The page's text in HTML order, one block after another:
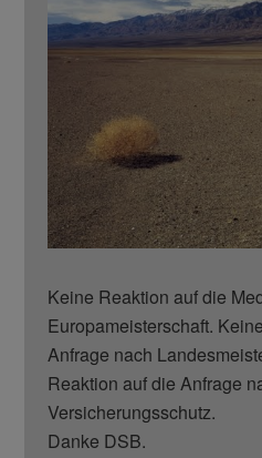
Keine Reaktion auf die
Europameisterschaft.
Anfrage nach
Reaktion auf die Anfrage
Versicherungsschutz.
Danke DSB.